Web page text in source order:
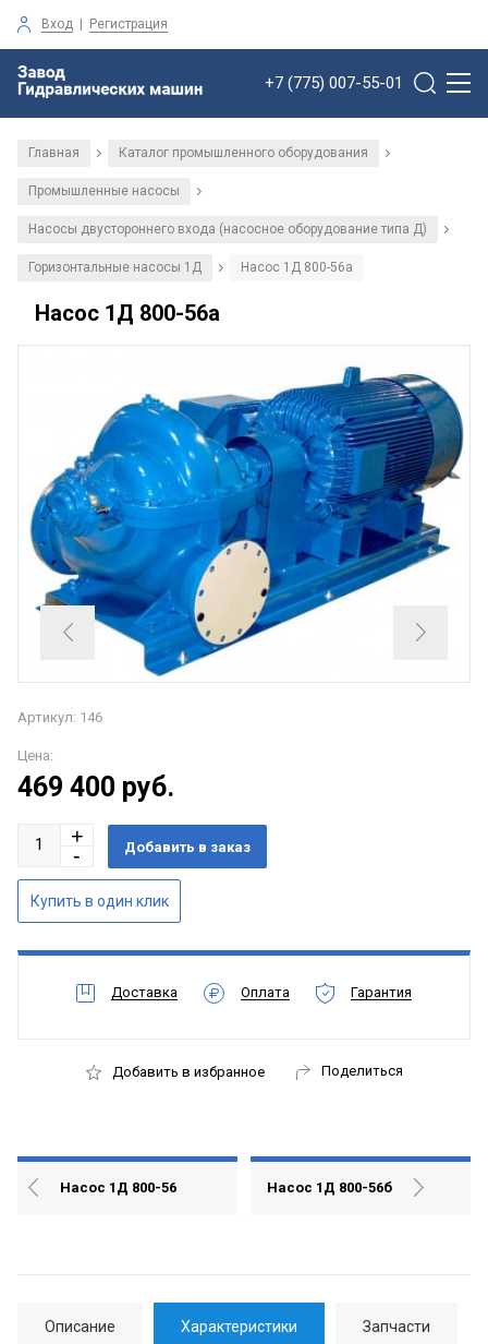
Вход | Регистрация
+7 (775) 007-55-01
Главная / Каталог промышленного оборудования /
Промышленные насосы /
Насосы двустороннего входа (насосное оборудование типа Д) /
Горизонтальные насосы 1Д / Насос 1Д 800-56а
Насос 1Д 800-56а
Артикул: 146
Цена:
469 400 руб.
Доставка Оплата Гарантия
Добавить в избранное Поделиться
Насос 1Д 800-56 Насос 1Д 800-56б
Описание Характеристики Запчасти